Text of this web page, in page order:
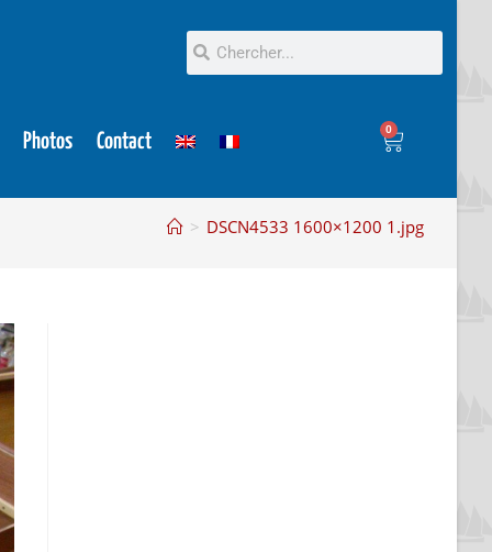
Photos Contact
0
> DSCN4533 1600×1200 1.jpg